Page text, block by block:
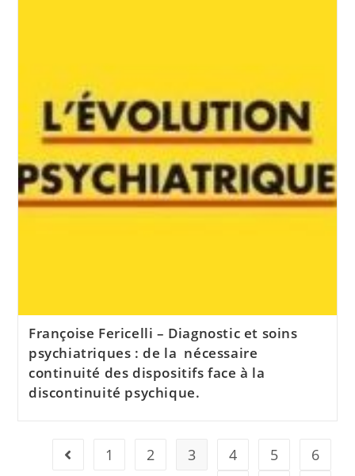
Françoise Fericelli – Diagnostic et soins
psychiatriques : de la nécessaire
continuité des dispositifs face à la
discontinuité psychique.
1 2 3 4 5
6